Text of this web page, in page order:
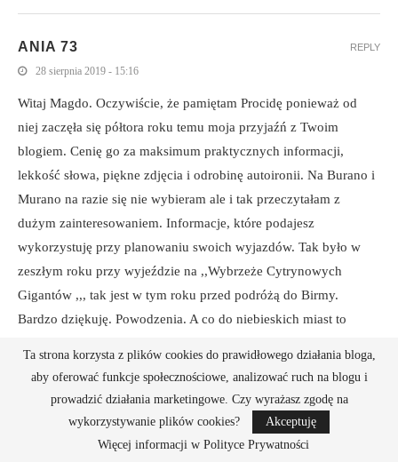
ANIA 73
28 sierpnia 2019 - 15:16
Witaj Magdo. Oczywiście, że pamiętam Procidę ponieważ od
niej zaczęła się półtora roku temu moja przyjaźń z Twoim
blogiem. Cenię go za maksimum praktycznych informacji,
lekkość słowa, piękne zdjęcia i odrobinę autoironii. Na Burano i
Murano na razie się nie wybieram ale i tak przeczytałam z
dużym zainteresowaniem. Informacje, które podajesz
wykorzystuję przy planowaniu swoich wyjazdów. Tak było w
zeszłym roku przy wyjeździe na ,,Wybrzeże Cytrynowych
Gigantów ,,, tak jest w tym roku przed podróżą do Birmy.
Bardzo dziękuję. Powodzenia. A co do niebieskich miast to
Niestety też jeszcze nie byłam.
REPLY
MAGDALENA KRYCHOWSKA
28 sierpnia 2019 - 23:32
Ta strona korzysta z plików cookies do prawidłowego działania bloga,
aby oferować funkcje społecznościowe, analizować ruch na blogu i
prowadzić działania marketingowe. Czy wyrażasz zgodę na
wykorzystywanie plików cookies?
Akceptuję
Więcej informacji w Polityce Prywatności